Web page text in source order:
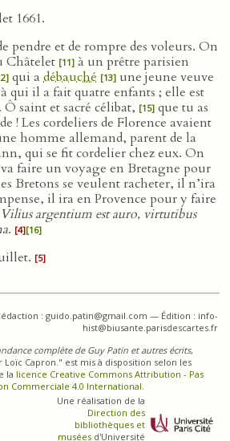
1661.
pendre et de rompre des voleurs. On
Châtelet [11] à un prêtre parisien
qui a débauché [13] une jeune veuve
qui il a fait quatre enfants ; elle est
saint et sacré célibat, [15] que tu as
! Les cordeliers de Florence avaient
homme allemand, parent de la
qui se fit cordelier chez eux. On
faire un voyage en Bretagne pour
Bretons se veulent racheter, il n’ira
il ira en Provence pour y faire
Vilius argentium est auro, virtutibus
. [4][16]
[5]
: guido.patin@gmail.com — Édition : info-
hist@biusante.parisdescartes.fr
complète de Guy Patin et autres écrits,
Loïc Capron." est mis à disposition selon les
la licence Creative Commons Attribution - Pas
Commerciale 4.0 International.
Une réalisation de la
Direction des
bibliothèques et
muséesd'Université